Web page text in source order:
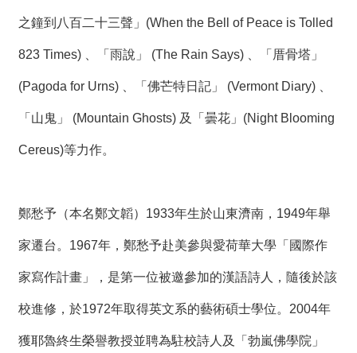
之鐘到八百二十三聲」(When the Bell of Peace is Tolled
823 Times) 、「雨說」 (The Rain Says) 、「厝骨塔」
(Pagoda for Urns) 、「佛芒特日記」 (Vermont Diary) 、
「山鬼」 (Mountain Ghosts) 及「曇花」(Night Blooming
Cereus)等力作。
鄭愁予（本名鄭文韜）1933年生於山東濟南，1949年舉
家遷台。1967年，鄭愁予赴美參與愛荷華大學「國際作
家寫作計畫」，是第一位被邀參加的漢語詩人，隨後於該
校進修，於1972年取得英文系的藝術碩士學位。2004年
獲耶魯終生榮譽教授並聘為駐校詩人及「勃嵐佛學院」